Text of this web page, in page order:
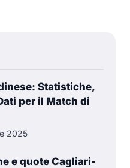
Statistiche,
per il Match di
2025
e quote Cagliari-